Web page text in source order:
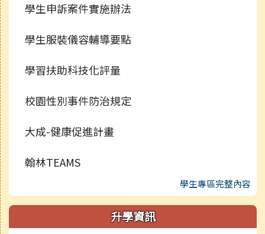
學生申訴案件實施辦法
學生服裝儀容輔導要點
學習扶助科技化評量
校園性別事件防治規定
大成-健康促進計畫
翰林TEAMS
學生專區完整內容
升學資訊